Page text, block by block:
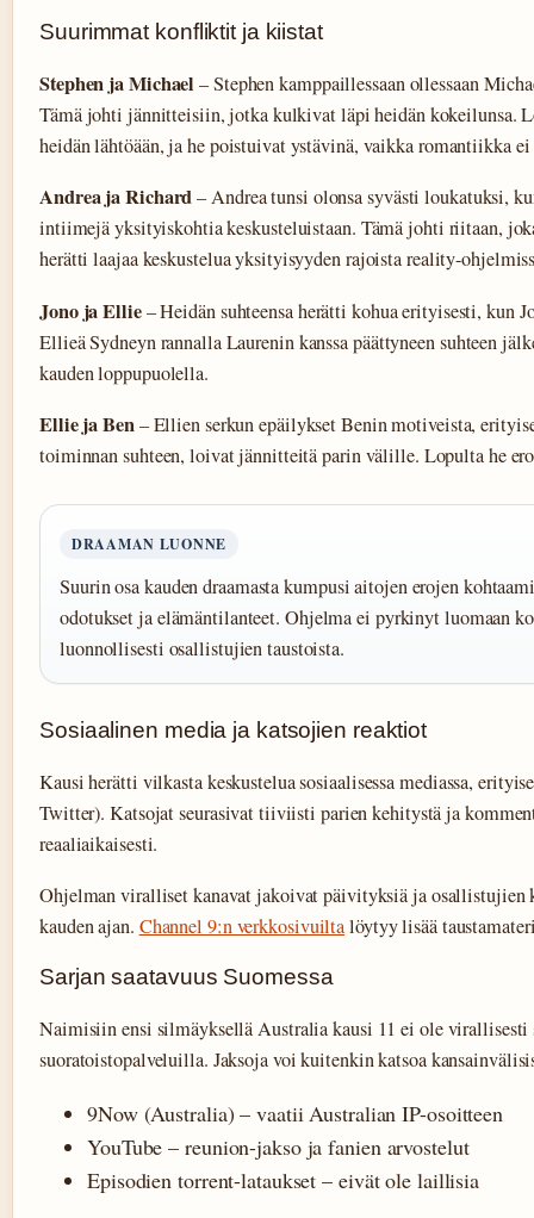
Suurimmat konfliktit ja kiistat
Stephen ja Michael – Stephen kamppaillessaan ollessaan
Tämä johti jännitteisiin, jotka kulkivat läpi heidän kokeilunsa.
heidän lähtöään, ja he poistuivat ystävinä, vaikka romantiikka
Andrea ja Richard– Andrea tunsi olonsa syvästi loukatuksi,
intiimejä yksityiskohtia keskusteluistaan. Tämä johti riitaan,
herätti laajaa keskustelua yksityisyyden rajoista reality-
Jono ja Ellie– Heidän suhteensa herätti kohua erityisesti, kun
Ellieä Sydneyn rannalla Laurenin kanssa päättyneen suhteen
kauden loppupuolella.
Ellie ja Ben– Ellien serkun epäilykset Benin motiveista,
toiminnan suhteen, loivat jännitteitä parin välille. Lopulta he
DRAAMAN LUONNE
Suurin osa kauden draamasta kumpusi aitojen erojen
odotukset ja elämäntilanteet. Ohjelma ei pyrkinyt luomaan
luonnollisesti osallistujien taustoista.
Sosiaalinen media ja katsojien reaktiot
Kausi herätti vilkasta keskustelua sosiaalisessa mediassa,
Twitter). Katsojat seurasivat tiiviisti parien kehitystä ja
reaaliaikaisesti.
Ohjelman viralliset kanavat jakoivat päivityksiä ja osallistujien
kauden ajan. Channel 9:n verkkosivuiltalöytyy lisää
Sarjan saatavuus Suomessa
Naimisiin ensi silmäyksellä Australia kausi 11 ei ole
suoratoistopalveluilla. Jaksoja voi kuitenkin katsoa
9Now (Australia) – vaatii Australian IP-osoitteen
YouTube – reunion-jakso ja fanien arvostelut
Episodien torrent-lataukset – eivät ole laillisia